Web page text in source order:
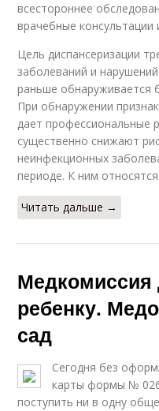
всестороннее
врачебные консультации
Цель диспансеризации
заболеваний и
раньше обнаруживается
При обнаружении
дает профессиональные
существенно снижают
неинфекционных
периоде. К ним относятся:
Читать дальше →
Медкомиссия
ребенку.
сад
Сегодня без
карты формы №
поступить ни в одну